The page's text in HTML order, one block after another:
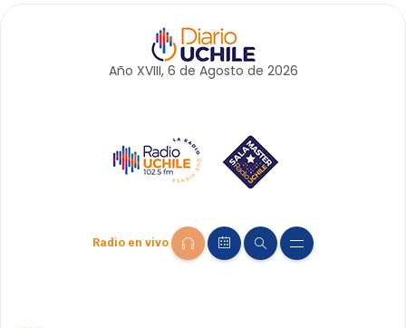
Año XVIII, 6 de Agosto de 2026
Radio en vivo